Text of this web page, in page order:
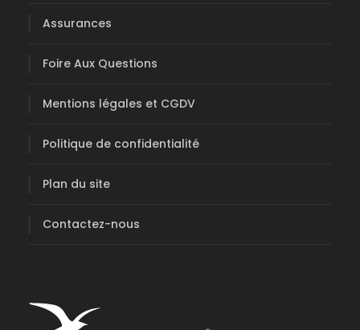
Assurances
Foire Aux Questions
Mentions légales et CGDV
Politique de confidentialité
Plan du site
Contactez-nous